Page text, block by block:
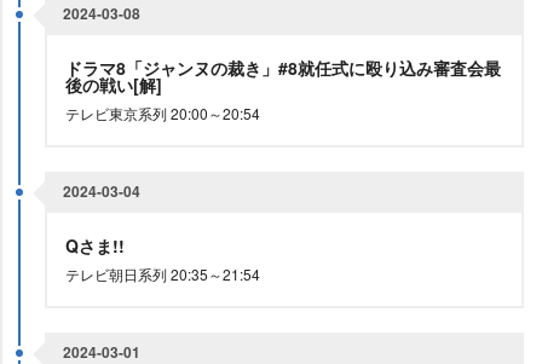
2024-03-08
ドラマ8「ジャンヌの裁き」#8就任式に殴り込み審査会最
後の戦い[解]
テレビ東京系列 20:00～20:54
2024-03-04
Qさま!!
テレビ朝日系列 20:35～21:54
2024-03-01